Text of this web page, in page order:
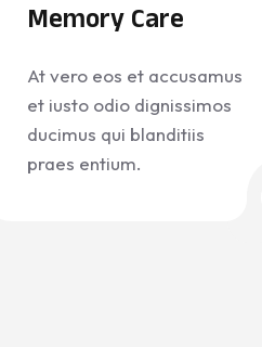
Memory Care
At vero eos et accusamus
et iusto odio dignissimos
ducimus qui blanditiis
praes entium.